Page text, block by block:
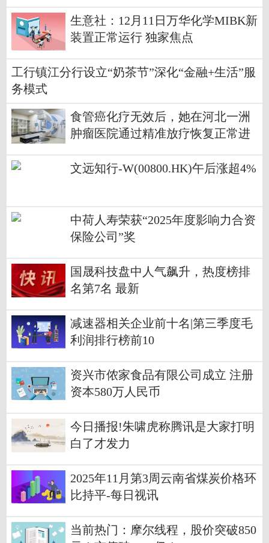
生意社：12月11日万华化学MIBK新
装置正常运行 独家焦点
工行镇江分行设立“奶茶节”深化“金融+生活”服
务模式
食管癌化疗无效后，她在河北一洲
肿瘤医院通过精准放疗恢复正常进
文远知行-W(00800.HK)午后涨超4%
中荷人寿荣获“2025年度影响力合资
保险公司”奖
国晟科技盘中人气飙升，热度榜排
名第7名 最新
减速器相关企业前十名|第三季度毛
利润排行榜前10
资兴市侬家食品有限公司成立 注册
资本580万人民币
今日播报!朱啸虎称腾讯是大家打明
白了才发力
2025年11月第3周云南省煤炭价格环
比持平-每日视讯
当前热门：摩尔线程，股价突破850